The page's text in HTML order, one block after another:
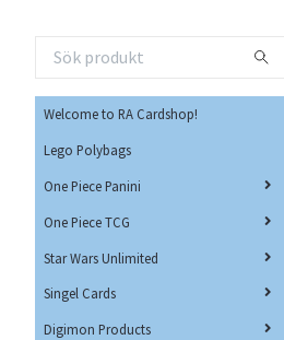
Welcome to RA Cardshop!
Lego Polybags
One Piece Panini
One Piece TCG
Star Wars Unlimited
Singel Cards
Digimon Products